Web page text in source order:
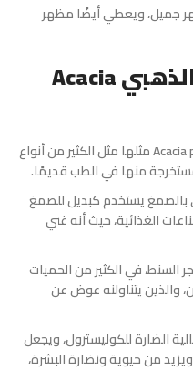
جميل، ويعطي أيضًا مظهر
فوائد شجرة السنط الذهبي Acacia
تعد شجرة السنط الذهبي Acacia pycnantha مثلها مثل الكثير من أنواع
منها في الطب قديمًا.
يستخدم كبديل للصمغ
الغذائية، حيث أنه غني
في الكثير من الحميات
والذين يتناولنه عوض عن
الضارة للكوليسترول، ويجعل
من حيوية ونضارة البشرة،